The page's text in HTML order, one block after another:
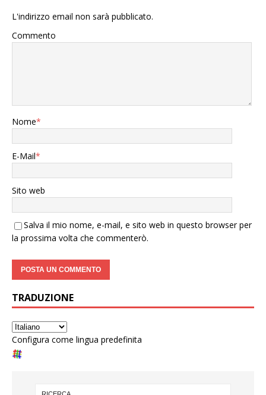
L'indirizzo email non sarà pubblicato.
Commento
Nome*
E-Mail*
Sito web
Salva il mio nome, e-mail, e sito web in questo browser per
la prossima volta che commenterò.
TRADUZIONE
Configura come lingua predefinita